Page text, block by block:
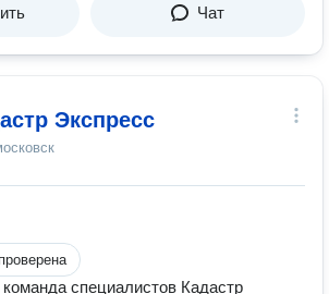
Чат
Экспресс
команда специалистов Кадастр